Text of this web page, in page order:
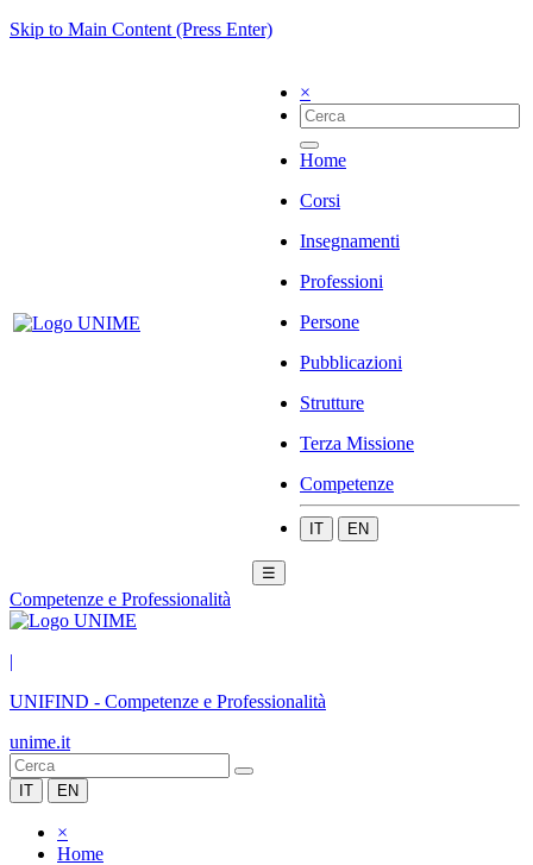
Skip to Main Content (Press Enter)
×
Home
Corsi
Insegnamenti
Professioni
Persone
Pubblicazioni
Strutture
Terza Missione
Competenze
IT EN
☰
Competenze e Professionalità
|
UNIFIND - Competenze e Professionalità
unime.it
IT EN
×
Home